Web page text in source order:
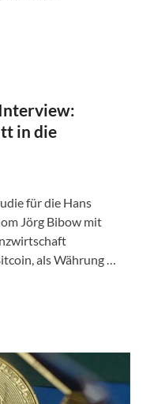
in die
für die Hans
Jörg Bibow mit
als Währung …